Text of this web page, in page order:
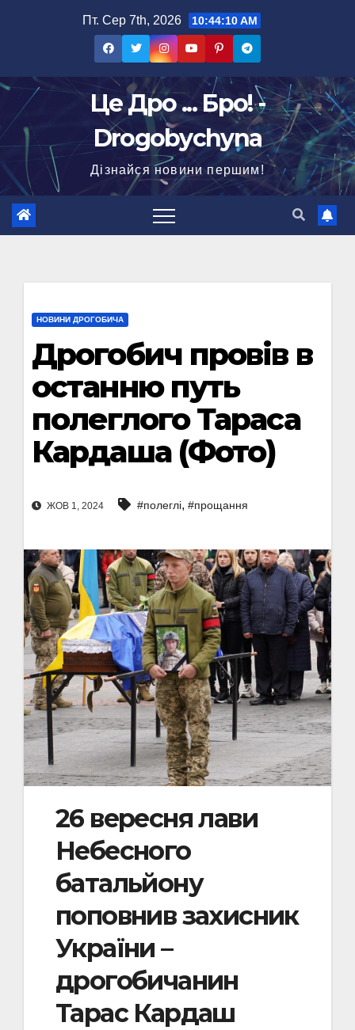
Пт. Сер 7th, 2026 10:44:11 AM
Це Дро ... Бро! -
Drogobychyna
Дізнайся новини першим!
НОВИНИ ДРОГОБИЧА
Дрогобич провів в
останню путь
полеглого Тараса
Кардаша (Фото)
ЖОВ 1, 2024 #полеглі, #прощання
26 вересня лави
Небесного
батальйону
поповнив захисник
України –
дрогобичанин
Тарас Кардаш